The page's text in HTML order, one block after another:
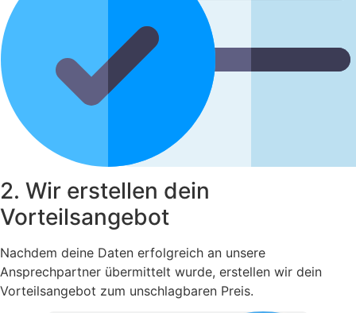
2. Wir erstellen dein
Vorteilsangebot
Nachdem deine Daten erfolgreich an unsere
Ansprechpartner übermittelt wurde, erstellen wir dein
Vorteilsangebot zum unschlagbaren Preis.